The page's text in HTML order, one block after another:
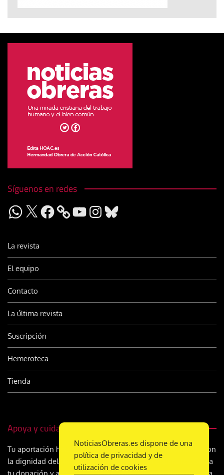
Síguenos en redes
WhatsApp
X Facebook YouTubeInstagram
Bluesky
La revista
El equipo
Contacto
La última revista
Suscripción
Hemeroteca
Tienda
Apoya y cuida Noticias Obreras
Tu aportación hace posible un periodismo comprometido con
la dignidad del trabajo, la justicia social y la esperanza. Suma
NoticiasObreras.es dispone de una
política de privacidad y de
utilización de cookies